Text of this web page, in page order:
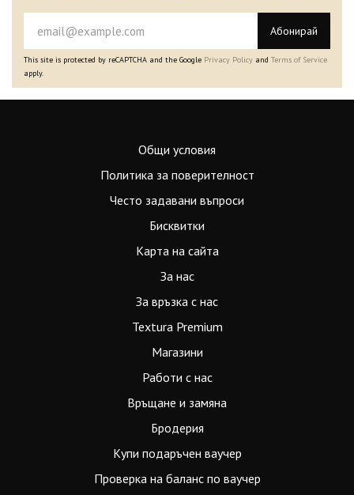
Абонирай
This site is protected by reCAPTCHA and the Google Privacy Policy and Terms of Service
apply.
Общи условия
Политика за поверителност
Често задавани въпроси
Бисквитки
Карта на сайта
За нас
За връзка с нас
Textura Premium
Магазини
Работи с нас
Връщане и замяна
Бродерия
Купи подаръчен ваучер
Проверка на баланс по ваучер